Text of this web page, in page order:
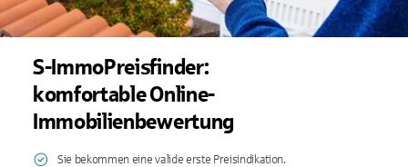
S-ImmoPreisfinder:
komfortable Online-
Immobilienbewertung
Sie bekommen eine valide erste Preisindikation.